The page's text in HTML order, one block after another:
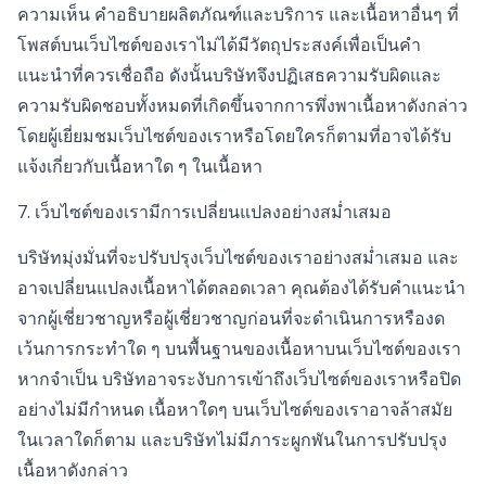
ความเห็น คำอธิบายผลิตภัณฑ์และบริการ และเนื้อหาอื่นๆ ที่
โพสต์บนเว็บไซต์ของเราไม่ได้มีวัตถุประสงค์เพื่อเป็นคำ
แนะนำที่ควรเชื่อถือ ดังนั้นบริษัทจึงปฏิเสธความรับผิดและ
ความรับผิดชอบทั้งหมดที่เกิดขึ้นจากการพึ่งพาเนื้อหาดังกล่าว
โดยผู้เยี่ยมชมเว็บไซต์ของเราหรือโดยใครก็ตามที่อาจได้รับ
แจ้งเกี่ยวกับเนื้อหาใด ๆ ในเนื้อหา
7. เว็บไซต์ของเรามีการเปลี่ยนแปลงอย่างสม่ำเสมอ
บริษัทมุ่งมั่นที่จะปรับปรุงเว็บไซต์ของเราอย่างสม่ำเสมอ และ
อาจเปลี่ยนแปลงเนื้อหาได้ตลอดเวลา คุณต้องได้รับคำแนะนำ
จากผู้เชี่ยวชาญหรือผู้เชี่ยวชาญก่อนที่จะดำเนินการหรืองด
เว้นการกระทำใด ๆ บนพื้นฐานของเนื้อหาบนเว็บไซต์ของเรา
หากจำเป็น บริษัทอาจระงับการเข้าถึงเว็บไซต์ของเราหรือปิด
อย่างไม่มีกำหนด เนื้อหาใดๆ บนเว็บไซต์ของเราอาจล้าสมัย
ในเวลาใดก็ตาม และบริษัทไม่มีภาระผูกพันในการปรับปรุง
เนื้อหาดังกล่าว